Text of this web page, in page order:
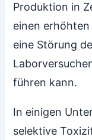
Produktion in
einen
eine Störung
führen kann.
In einigen
selektive